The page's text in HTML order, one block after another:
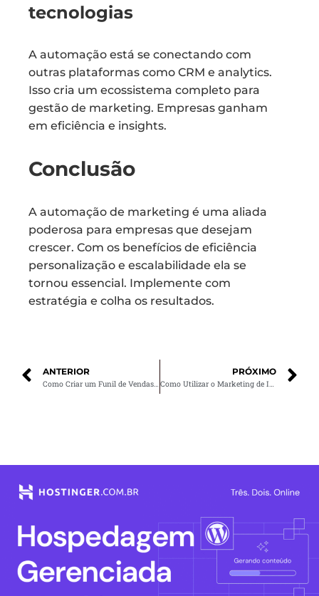
tecnologias
A automação está se conectando com
outras plataformas como CRM e analytics.
Isso cria um ecossistema completo para
gestão de marketing. Empresas ganham
em eficiência e insights.
Conclusão
A automação de marketing é uma aliada
poderosa para empresas que desejam
crescer. Com os benefícios de eficiência
personalização e escalabilidade ela se
tornou essencial. Implemente com
estratégia e colha os resultados.
ANTERIOR PRÓXIMO